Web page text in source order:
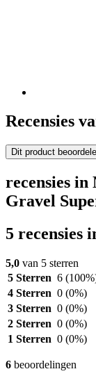
Recensies
Dit product
recensies
Gravel
5 recensies
5,0 van 5 sterren
5 Sterren 6
4 Sterren 0 (0%)
3 Sterren 0 (0%)
2 Sterren 0 (0%)
1 Sterren 0 (0%)
6 beoordelingen